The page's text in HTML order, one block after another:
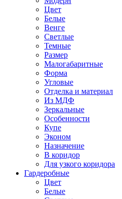
Цвет
Белые
Венге
Светлые
Темные
Размер
Малогабаритные
Форма
Угловые
Отделка и материал
Из МДФ
Зеркальные
Особенности
Купе
Эконом
Назначение
В коридор
Для узкого коридора
Гардеробные
Цвет
Белые